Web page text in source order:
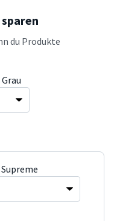
du Produkte